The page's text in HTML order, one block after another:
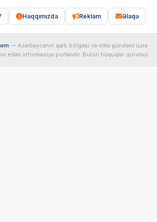
Haqqımızda Reklam Əlaqə
— Azərbaycanın qərb bölgəsi və ölkə gündəmi üzrə
edən informasiya portalıdır. Bütün hüquqlar qorunur.